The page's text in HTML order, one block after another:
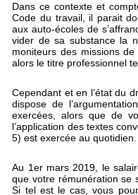
Dans ce contexte et
Code du travail, il parait
aux auto-écoles de
vider de sa substance la
moniteurs des missions
alors le titre professionnel
Cependant et en l’état du
dispose de
exercées, alors que de
l’application des textes
5) est exercée au quotidien.
Au 1er mars 2019, le
que votre rémunération se
Si tel est le cas, vous